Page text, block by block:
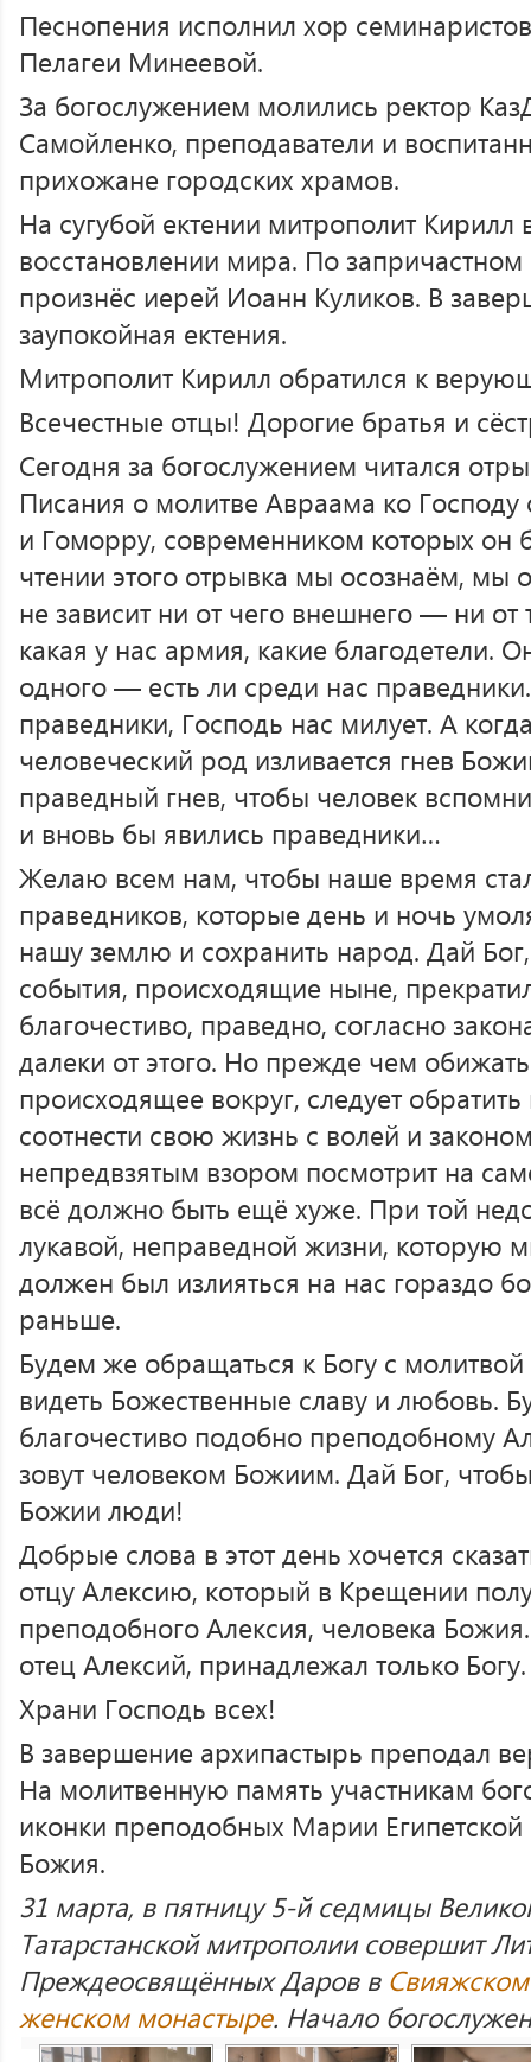
Песнопения исполнил хор
Пелагеи Минеевой.
За богослужением молились ректор
Самойленко, преподаватели и
прихожане городских храмов.
На сугубой ектении митрополит Кирилл
восстановлении мира. По
произнёс иерей Иоанн Куликов. В
заупокойная ектения.
Митрополит Кирилл обратился к
Всечестные отцы! Дорогие братья и
Сегодня за богослужением читался
Писания о молитве Авраама ко
и Гоморру, современником которых он
чтении этого отрывка мы осознаём, мы
не зависит ни от чего внешнего — ни от
какая у нас армия, какие благодетели.
одного — есть ли среди нас
праведники, Господь нас милует. А
человеческий род изливается гнев
праведный гнев, чтобы человек
и вновь бы явились праведники…
Желаю всем нам, чтобы наше время
праведников, которые день и ночь
нашу землю и сохранить народ. Дай
события, происходящие ныне,
благочестиво, праведно, согласно
далеки от этого. Но прежде чем
происходящее вокруг, следует
соотнести свою жизнь с волей и
непредвзятым взором посмотрит на
всё должно быть ещё хуже. При той
лукавой, неправедной жизни, которую
должен был излияться на нас гораздо
раньше.
Будем же обращаться к Богу с молитвой
видеть Божественные славу и любовь.
благочестиво подобно преподобному
зовут человеком Божиим. Дай Бог,
Божии люди!
Добрые слова в этот день хочется
отцу Алексию, который в Крещении
преподобного Алексия, человека
отец Алексий, принадлежал только Богу.
Храни Господь всех!
В завершение архипастырь преподал
На молитвенную память участникам
иконки преподобных Марии Египетской
Божия.
31 марта, в пятницу 5-й седмицы
Татарстанской митрополии совершит
Преждеосвящённых Даров в
женском монастыре. Начало